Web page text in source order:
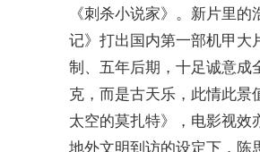
《刺杀小说家》。新片里
记》打出国内第一部机甲
制、五年后期，十足诚意成
克，而是古天乐，此情此
太空的莫扎特》，电影视效
地外文明到访的设定下，陈